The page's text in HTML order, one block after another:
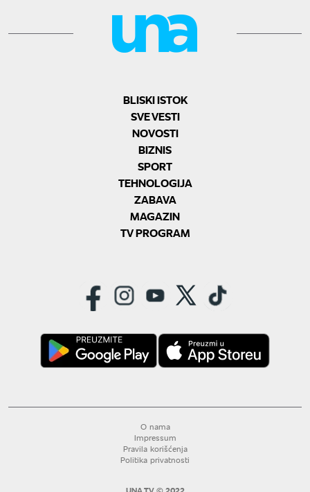
BLISKI ISTOK
SVE VESTI
NOVOSTI
BIZNIS
SPORT
TEHNOLOGIJA
ZABAVA
MAGAZIN
TV PROGRAM
O nama
Impressum
Pravila korišćenja
Politika privatnosti